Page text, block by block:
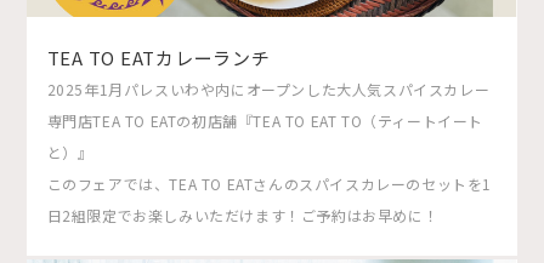
TEA TO EATカレーランチ
2025年1月パレスいわや内にオープンした大人気スパイスカレー
専門店TEA TO EATの初店舗『TEA TO EAT TO（ティートイート
と）』
このフェアでは、TEA TO EATさんのスパイスカレーのセットを1
日2組限定でお楽しみいただけます！ご予約はお早めに！